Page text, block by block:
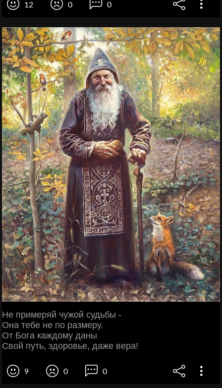
12 0 0
Не примеряй чужой судьбы -
Она тебе не по размеру.
От Бога каждому даны
Свой путь, здоровье, даже вера!
9 0 0